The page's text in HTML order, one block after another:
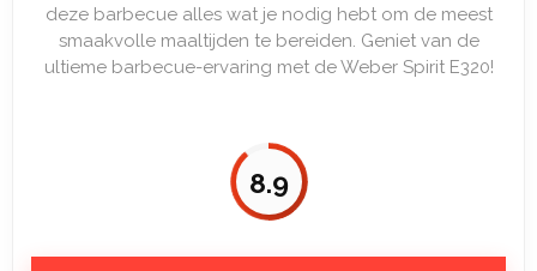
deze barbecue alles wat je nodig hebt om de meest
smaakvolle maaltijden te bereiden. Geniet van de
ultieme barbecue-ervaring met de Weber Spirit E320!
8.9